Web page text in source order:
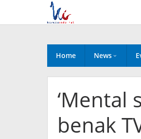
content
Home News
‘Mental
benak